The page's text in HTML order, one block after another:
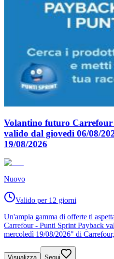
Volantino futuro
valido dal giovedì 06/08/
19/08/2026
Nuovo
Valido per 12 giorni
Un'ampia gamma di offerte ti
Carrefour - Punti Sprint Payback
mercoledì 19/08/2026" di
Visualizza Segui